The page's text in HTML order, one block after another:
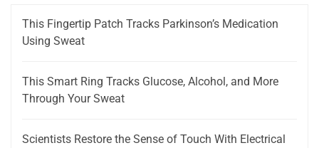
This Fingertip Patch Tracks Parkinson’s Medication
Using Sweat
This Smart Ring Tracks Glucose, Alcohol, and More
Through Your Sweat
Scientists Restore the Sense of Touch With Electrical